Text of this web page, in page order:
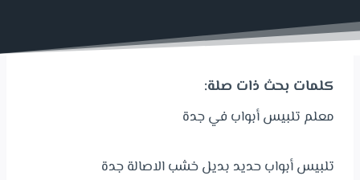
كلمات بحث ذات صلة:
معلم تلبيس أبواب في جدة
تلبيس أبواب حديد بديل خشب الاصالة جدة